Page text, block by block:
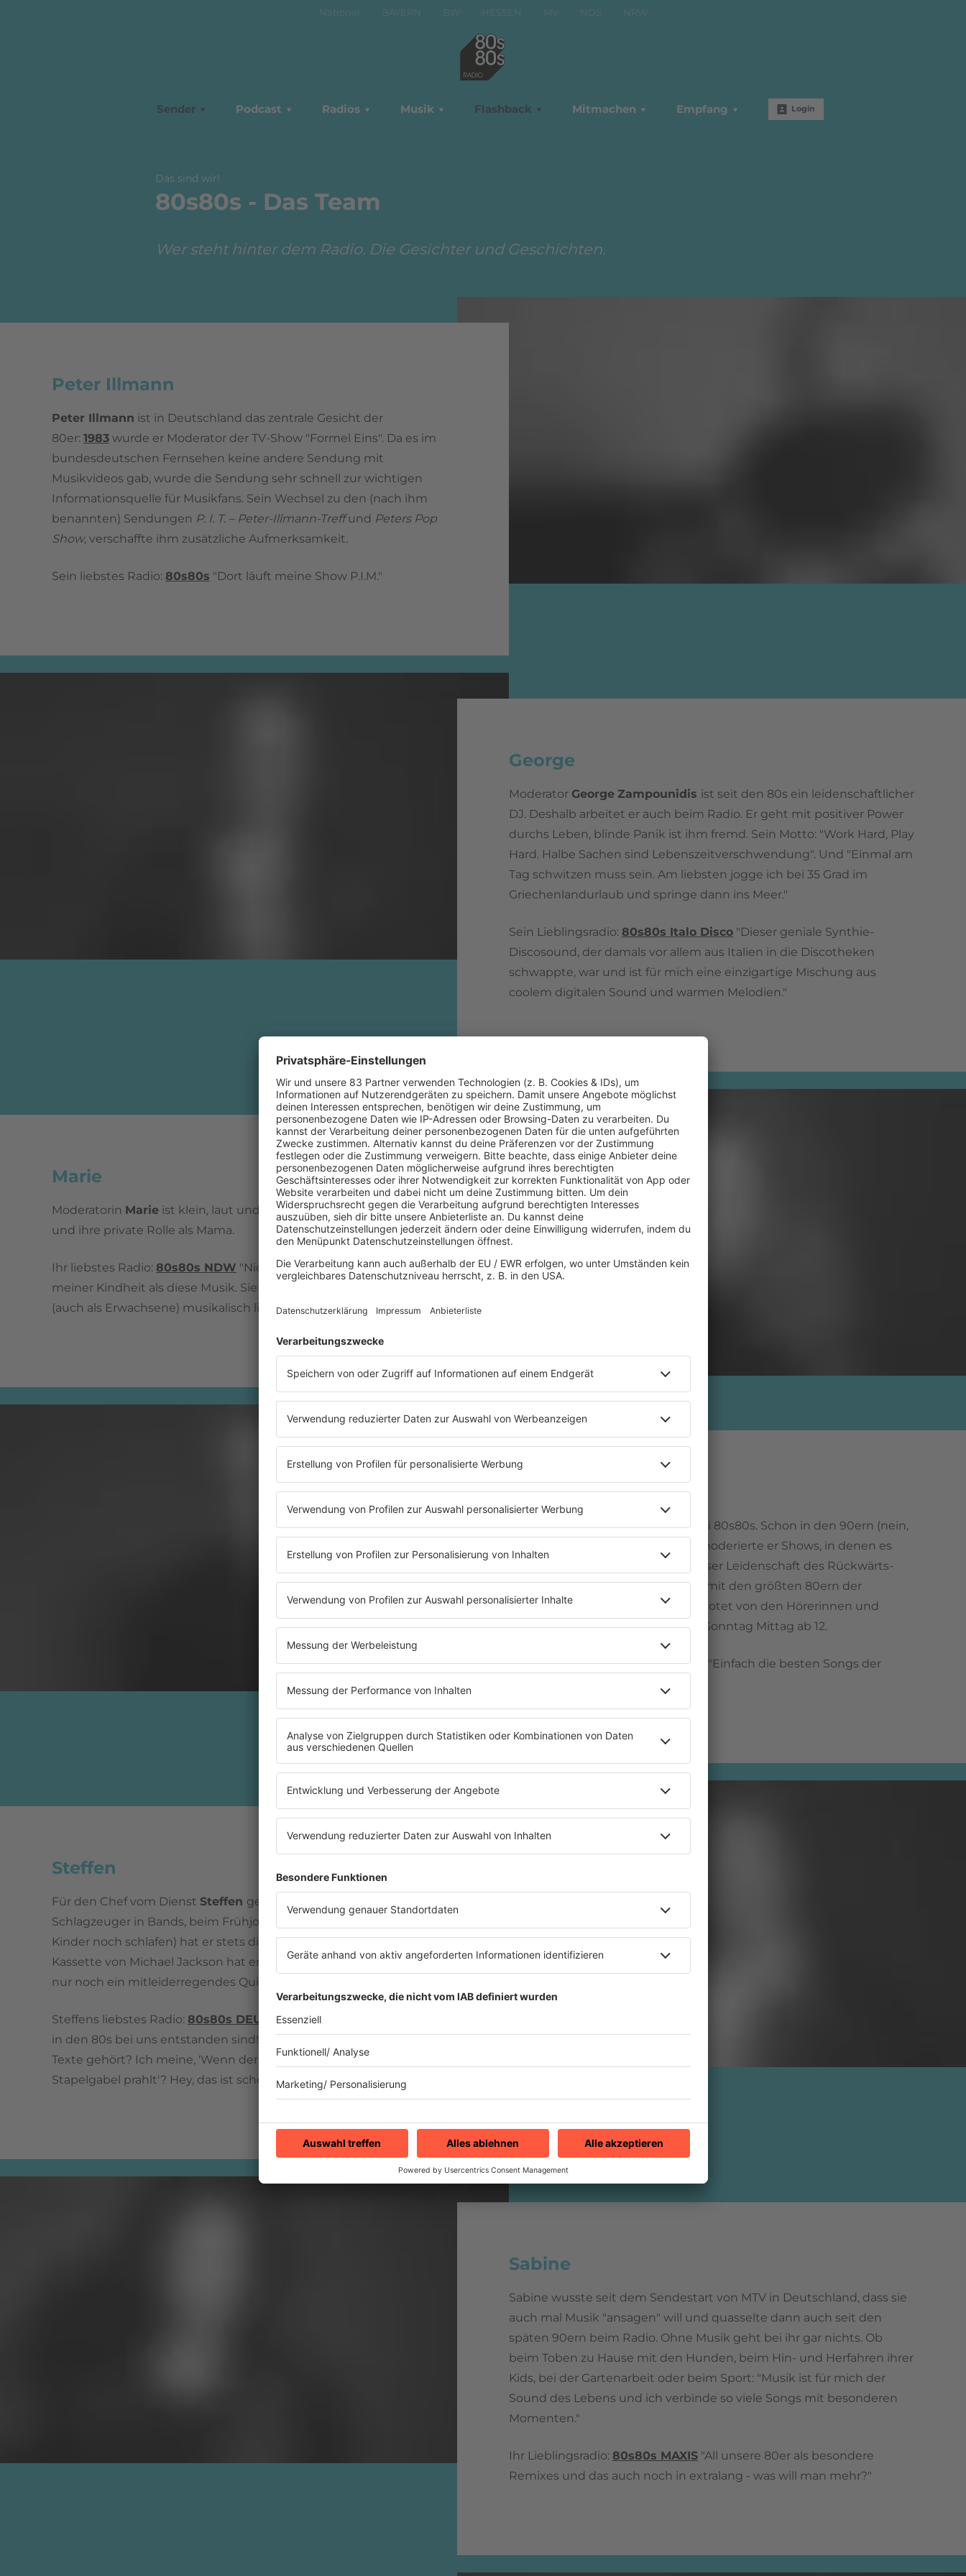
National BAYERN BW HESSEN MV NDS NRW
Sender Podcast Radios Musik Flashback Mitmachen Empfang Login
Das sind wir!
80s80s - Das Team
Wer steht hinter dem Radio. Die Gesichter und Geschichten.
Peter Illmann
Peter Illmann ist in Deutschland das zentrale Gesicht der
80er: 1983 wurde er Moderator der TV-Show "Formel Eins". Da es im
bundesdeutschen Fernsehen keine andere Sendung mit
Musikvideos gab, wurde die Sendung sehr schnell zur wichtigen
Informationsquelle für Musikfans. Sein Wechsel zu den (nach ihm
benannten) Sendungen P. I. T. – Peter-Illmann-Treffund Peters Pop
Show, verschaffte ihm zusätzliche Aufmerksamkeit.
Sein liebstes Radio: 80s80s "Dort läuft meine Show P.I.M."
George
Moderator George Zampounidis ist seit den 80s ein leidenschaftlicher
DJ. Deshalb arbeitet er auch beim Radio. Er geht mit positiver Power
durchs Leben, blinde Panik ist ihm fremd. Sein Motto: "Work Hard, Play
Hard. Halbe Sachen sind Lebenszeitverschwendung". Und "Einmal am
Tag schwitzen muss sein. Am liebsten jogge ich bei 35 Grad im
Griechenlandurlaub und springe dann ins Meer."
Sein Lieblingsradio: 80s80s Italo Disco "Dieser geniale Synthie-
Discosound, der damals vor allem aus Italien in die Discotheken
schwappte, war und ist für mich eine einzigartige Mischung aus
coolem digitalen Sound und warmen Melodien."
Marie
Moderatorin Marie ist klein, laut und quatscht gern. Sie liebt Musik
und ihre private Rolle als Mama.
Ihr liebstes Radio: 80s80s NDW "Nichts klingt für mich mehr nach
meiner Kindheit als diese Musik. Sie ist die Grundlage für alles was ich
(auch als Erwachsene) musikalisch liebe und feier'."
Sebastian
Sebastian ist der Chart-Experte bei 80s80s. Schon in den 90ern (nein,
nicht ganz in den 80s, aber fast..) moderierte er Shows, in denen es
stets von der 40 bis zur 1 geht. Dieser Leidenschaft des Rückwärts-
Zählens geht er jetzt wöchentlich mit den größten 80ern der
Chartgeschichte nach. Offiziell gevotet von den Hörerinnen und
Hörern von 80s80s - zu hören am Sonntag Mittag ab 12.
Sein liebstes Radio:80s80s Wave
"Einfach die besten Songs der
Steffen
Für den Chef vom Dienst Steffen geht nichts ohne Musik: Er war
Schlagzeuger in Bands, beim Frühjoggen ab 5:00 Uhr (weil da die
Kinder noch schlafen) hat er stets die Kopfhörer auf, und seine "Bad"-
Kassette von Michael Jackson hat er seinerzeit so lange gehört bis sie
nur noch ein mitleiderregendes Quietschen im Walkman war.
Steffens liebstes Radio: 80s80s DEUTSCH: "Was für Megasongs allein
in den 80s bei uns entstanden sind! Und habt ihr mal richtig auf die
Texte gehört? Ich meine, 'Wenn der Gabelstaplerführer mit der
Stapelgabel prahlt'? Hey, das ist schon Poesie!"
Sabine
Sabine wusste seit dem Sendestart von MTV in Deutschland, dass sie
auch mal Musik "ansagen" will und quasselte dann auch seit den
späten 90ern beim Radio. Ohne Musik geht bei ihr gar nichts. Ob
beim Toben zu Hause mit den Hunden, beim Hin- und Herfahren ihrer
Kids, bei der Gartenarbeit oder beim Sport: "Musik ist für mich der
Sound des Lebens und ich verbinde so viele Songs mit besonderen
Momenten."
Ihr Lieblingsradio: 80s80s MAXIS "All unsere 80er als besondere
Remixes und das auch noch in extralang - was will man mehr?"